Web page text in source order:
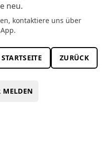
neu.
kontaktiere uns über
ZURÜCK
MELDEN